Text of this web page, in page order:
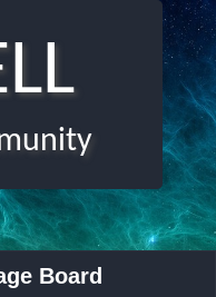
Board